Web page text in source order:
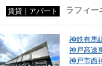
賃貸｜アパート ラフィ
神鉄有馬
神戸高速
神戸市西